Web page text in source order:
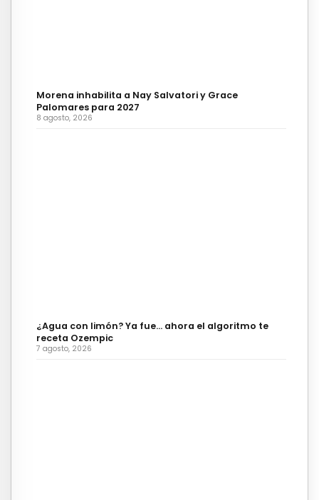
Morena inhabilita a Nay Salvatori y Grace
Palomares para 2027
8 agosto, 2026
¿Agua con limón? Ya fue… ahora el algoritmo te
receta Ozempic
7 agosto, 2026